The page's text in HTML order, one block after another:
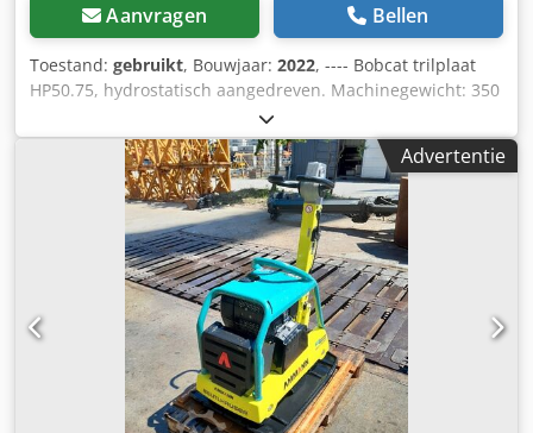
Aanvragen Bellen
Toestand: gebruikt, Bouwjaar: 2022, ---- Bobcat trilplaat
HP50.75, hydrostatisch aangedreven. Machinegewicht: 350
kg Lengte van de grondplaat: 450 mm Machinelengte: 900
mm Dcsdpozkz Tkofx Ah Rok Machinelengte met
handgreep: 1.600 mm Machinehoogte: 820 mm
Handgreephoogte (werkpositie): 1.000 mm
Handgreephoogte (transport): 1.500 mm Machinebreedte:
450/600/750 mm Motor: Hatz Supra 1D50S Brandstof:
Diesel Motorvermogen bij omwentelingen per minuut: 7
kW bij 3200 Maximale vibratiefrequentie: 70 Hz Maximale
centrifugale kracht: 50 kN Maximale hellingshoek: 36%
Amplitude: 1,7 mm
Advertentie